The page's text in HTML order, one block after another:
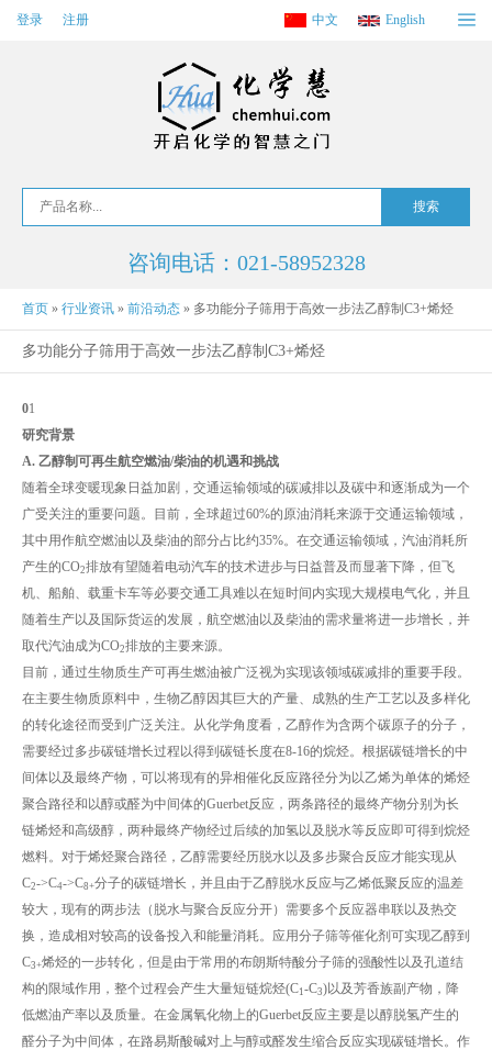
登录 注册 中文 English
咨询电话：021-58952328
首页 » 行业资讯 » 前沿动态 » 多功能分子筛用于高效一步法乙醇制C3+烯烃
多功能分子筛用于高效一步法乙醇制C3+烯烃
01
研究背景
A. 乙醇制可再生航空燃油/柴油的机遇和挑战
随着全球变暖现象日益加剧，交通运输领域的碳减排以及碳中和逐渐成为一个
广受关注的重要问题。目前，全球超过60%的原油消耗来源于交通运输领域，
其中用作航空燃油以及柴油的部分占比约35%。在交通运输领域，汽油消耗所
产生的CO2排放有望随着电动汽车的技术进步与日益普及而显著下降，但飞
机、船舶、载重卡车等必要交通工具难以在短时间内实现大规模电气化，并且
随着生产以及国际货运的发展，航空燃油以及柴油的需求量将进一步增长，并
取代汽油成为CO2排放的主要来源。
目前，通过生物质生产可再生燃油被广泛视为实现该领域碳减排的重要手段。
在主要生物质原料中，生物乙醇因其巨大的产量、成熟的生产工艺以及多样化
的转化途径而受到广泛关注。从化学角度看，乙醇作为含两个碳原子的分子，
需要经过多步碳链增长过程以得到碳链长度在8-16的烷烃。根据碳链增长的中
间体以及最终产物，可以将现有的异相催化反应路径分为以乙烯为单体的烯烃
聚合路径和以醇或醛为中间体的Guerbet反应，两条路径的最终产物分别为长
链烯烃和高级醇，两种最终产物经过后续的加氢以及脱水等反应即可得到烷烃
燃料。对于烯烃聚合路径，乙醇需要经历脱水以及多步聚合反应才能实现从
C2->C4->C8+分子的碳链增长，并且由于乙醇脱水反应与乙烯低聚反应的温差
较大，现有的两步法（脱水与聚合反应分开）需要多个反应器串联以及热交
换，造成相对较高的设备投入和能量消耗。应用分子筛等催化剂可实现乙醇到
C3+烯烃的一步转化，但是由于常用的布朗斯特酸分子筛的强酸性以及孔道结
构的限域作用，整个过程会产生大量短链烷烃(C1-C3)以及芳香族副产物，降
低燃油产率以及质量。在金属氧化物上的Guerbet反应主要是以醇脱氢产生的
醛分子为中间体，在路易斯酸碱对上与醇或醛发生缩合反应实现碳链增长。作